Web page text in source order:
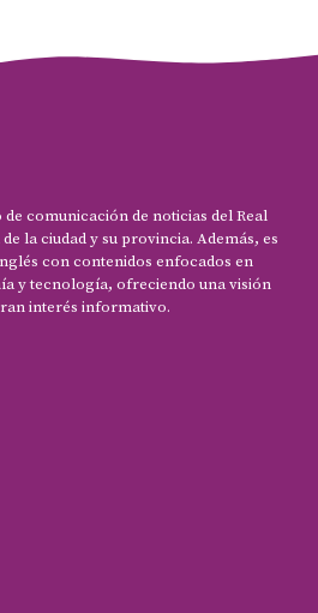
comunicación de noticias del Real
la ciudad y su provincia. Además, es
con contenidos enfocados en
y tecnología, ofreciendo una visión
interés informativo.